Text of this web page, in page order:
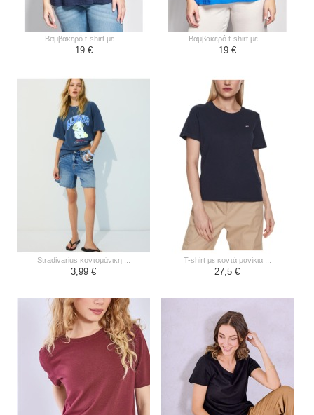
βαμβακερό t-shirt με ...
19 €
βαμβακερό t-shirt με ...
19 €
stradivarius κοντομάνικη ...
3,99 €
t-shirt με κοντά μανίκια ...
27,5 €